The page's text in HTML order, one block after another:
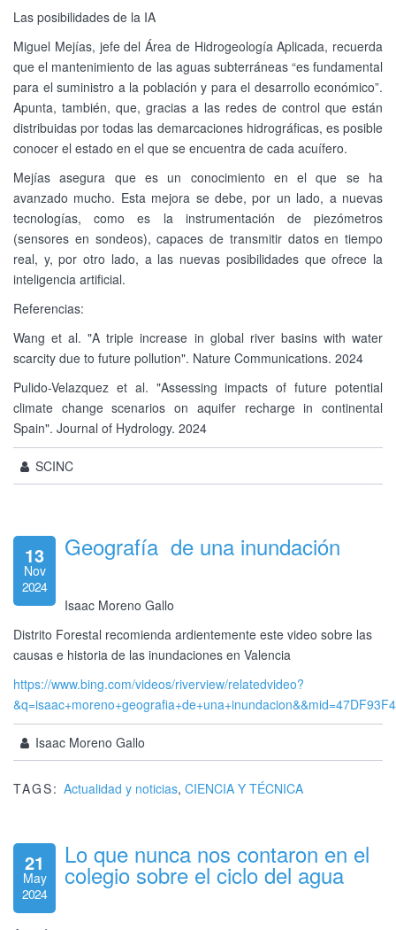
Las posibilidades de la IA
Miguel Mejías, jefe del Área de Hidrogeología Aplicada, recuerda
que el mantenimiento de las aguas subterráneas “es fundamental
para el suministro a la población y para el desarrollo económico”.
Apunta, también, que, gracias a las redes de control que están
distribuidas por todas las demarcaciones hidrográficas, es posible
conocer el estado en el que se encuentra de cada acuífero.
Mejías asegura que es un conocimiento en el que se ha
avanzado mucho. Esta mejora se debe, por un lado, a nuevas
tecnologías, como es la instrumentación de piezómetros
(sensores en sondeos), capaces de transmitir datos en tiempo
real, y, por otro lado, a las nuevas posibilidades que ofrece la
inteligencia artificial.
Referencias:
Wang et al. "A triple increase in global river basins with water
scarcity due to future pollution". Nature Communications. 2024
Pulido-Velazquez et al. "Assessing impacts of future potential
climate change scenarios on aquifer recharge in continental
Spain". Journal of Hydrology. 2024
SCINC
13
Nov
2024
Geografía de una inundación
Isaac Moreno Gallo
Distrito Forestal recomienda ardientemente este video sobre las
causas e historia de las inundaciones en Valencia
https://www.bing.com/videos/riverview/relatedvideo?
Isaac Moreno Gallo
TAGS: Actualidad y noticias, CIENCIA Y TÉCNICA
21
May
2024
Lo que nunca nos contaron en el
colegio sobre el ciclo del agua